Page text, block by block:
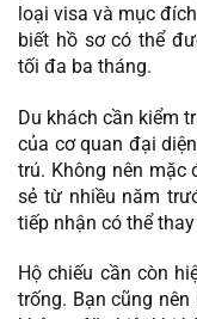
loại visa và mục
biết hồ sơ có thể
tối đa ba tháng.
Du khách cần kiểm
của cơ quan đại
trú. Không nên mặc
sẻ từ nhiều năm
tiếp nhận có thể
Hộ chiếu cần còn
trống. Bạn cũng